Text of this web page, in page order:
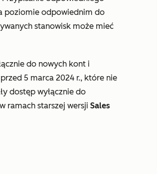
poziomie odpowiednim do
stanowisk może mieć
do nowych kont i
5 marca 2024 r., które nie
dostęp wyłącznie do
w ramach starszej wersji Sales